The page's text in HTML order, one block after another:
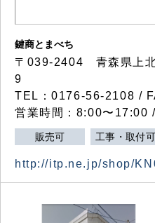
鍵商とまべち
〒039-2404 青森県上
9
TEL：0176-56-2108 /
営業時間：8:00〜17:00
販売可 工事・取付可
http://itp.ne.jp/shop/